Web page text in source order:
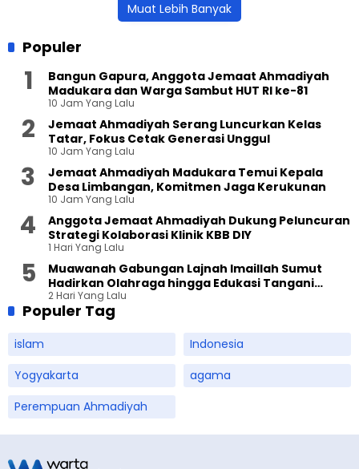
Muat Lebih Banyak
Populer
Bangun Gapura, Anggota Jemaat Ahmadiyah
Madukara dan Warga Sambut HUT RI ke-81
10 Jam Yang Lalu
Jemaat Ahmadiyah Serang Luncurkan Kelas
Tatar, Fokus Cetak Generasi Unggul
10 Jam Yang Lalu
Jemaat Ahmadiyah Madukara Temui Kepala
Desa Limbangan, Komitmen Jaga Kerukunan
10 Jam Yang Lalu
Anggota Jemaat Ahmadiyah Dukung Peluncuran
Strategi Kolaborasi Klinik KBB DIY
1 Hari Yang Lalu
Muawanah Gabungan Lajnah Imaillah Sumut
Hadirkan Olahraga hingga Edukasi Tangani
Sampah
2 Hari Yang Lalu
Populer Tag
islam
Indonesia
Yogyakarta
agama
Perempuan Ahmadiyah